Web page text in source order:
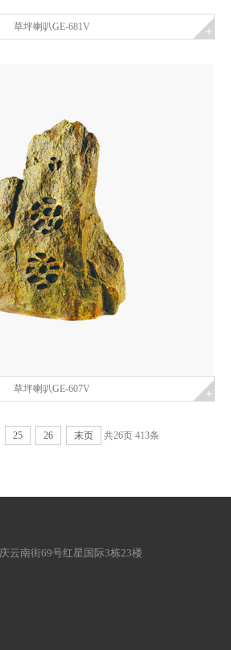
草坪喇叭GE-681V
草坪喇叭GE-607V
25 26 末页 共26页 413条
云南街69号红星国际3栋23楼